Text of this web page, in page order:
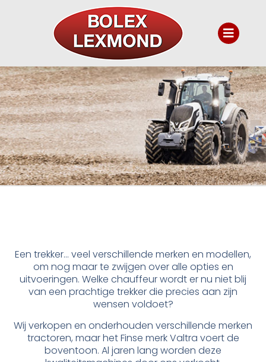
Een trekker… veel verschillende merken en modellen,
om nog maar te zwijgen over alle opties en
uitvoeringen. Welke chauffeur wordt er nu niet blij
van een prachtige trekker die precies aan zijn
wensen voldoet?
Wij verkopen en onderhouden verschillende merken
tractoren, maar het Finse merk Valtra voert de
boventoon. Al jaren lang worden deze